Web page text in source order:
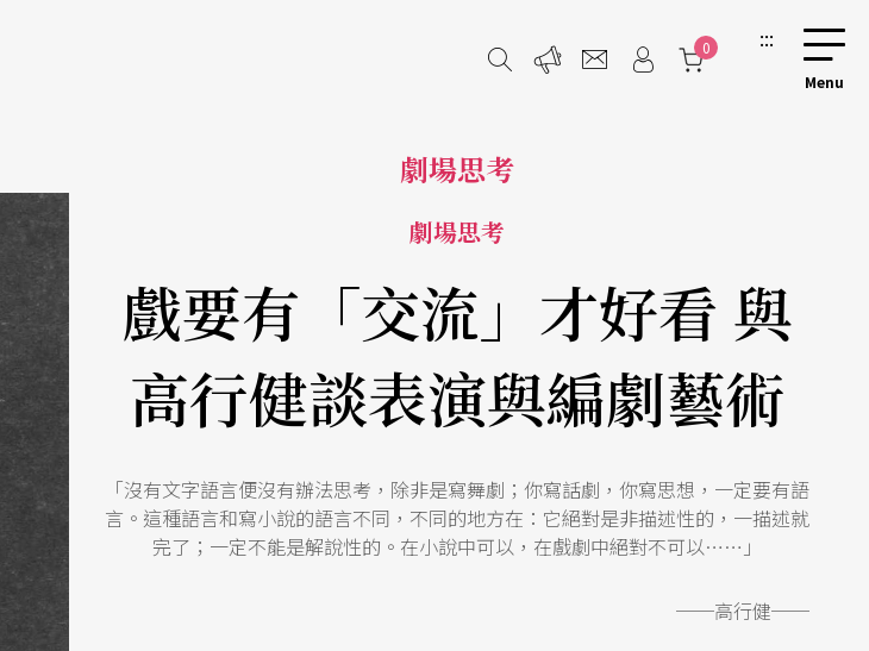
0 :::
劇場思考
劇場思考
戲要有「交流」才好看 與
高行健談表演與編劇藝術
「沒有文字語言便沒有辦法思考，除非是寫舞劇；你寫話劇，你寫思想，一定要有語
言。這種語言和寫小說的語言不同，不同的地方在：它絕對是非描述性的，一描述就
完了；一定不能是解說性的。在小說中可以，在戲劇中絕對不可以……」
──高行健──